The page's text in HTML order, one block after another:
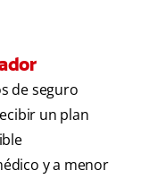
de seguro
un plan
y a menor